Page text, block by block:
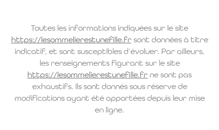
Toutes les informations indiquées sur le site
https://lesommelierestunefille.frsont données à titre
indicatif, et sont susceptibles d’évoluer. Par ailleurs,
les renseignements figurant sur le site
https://lesommelierestunefille.fr ne sont pas
exhaustifs. Ils sont donnés sous réserve de
modifications ayant été apportées depuis leur mise
en ligne.